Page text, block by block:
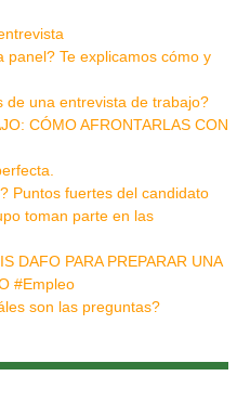
panel? Te explicamos cómo y
de una entrevista de trabajo?
CÓMO AFRONTARLAS CON
Puntos fuertes del candidato
toman parte en las
DAFO PARA PREPARAR UNA
#Empleo
son las preguntas?